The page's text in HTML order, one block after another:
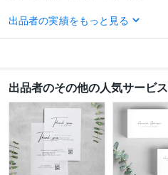
語学力
出品者の実績をもっと見る
出品者のその他の人気サービス